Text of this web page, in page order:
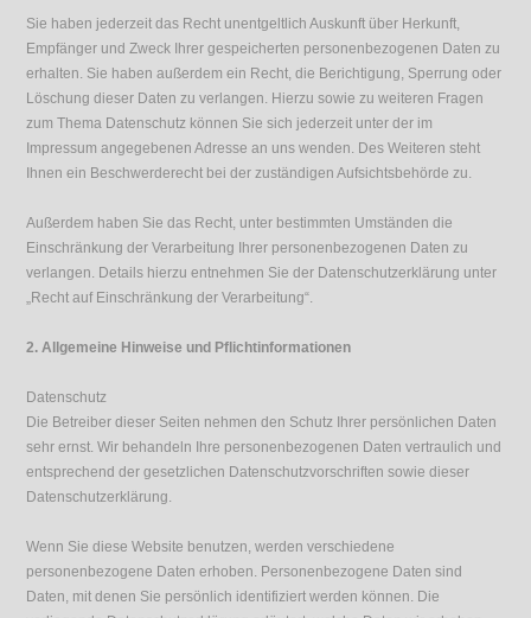
Sie haben jederzeit das Recht unentgeltlich Auskunft über Herkunft,
Empfänger und Zweck Ihrer gespeicherten personenbezogenen Daten zu
erhalten. Sie haben außerdem ein Recht, die Berichtigung, Sperrung oder
Löschung dieser Daten zu verlangen. Hierzu sowie zu weiteren Fragen
zum Thema Datenschutz können Sie sich jederzeit unter der im
Impressum angegebenen Adresse an uns wenden. Des Weiteren steht
Ihnen ein Beschwerderecht bei der zuständigen Aufsichtsbehörde zu.
Außerdem haben Sie das Recht, unter bestimmten Umständen die
Einschränkung der Verarbeitung Ihrer personenbezogenen Daten zu
verlangen. Details hierzu entnehmen Sie der Datenschutzerklärung unter
„Recht auf Einschränkung der Verarbeitung“.
2. Allgemeine Hinweise und Pflichtinformationen
Datenschutz
Die Betreiber dieser Seiten nehmen den Schutz Ihrer persönlichen Daten
sehr ernst. Wir behandeln Ihre personenbezogenen Daten vertraulich und
entsprechend der gesetzlichen Datenschutzvorschriften sowie dieser
Datenschutzerklärung.
Wenn Sie diese Website benutzen, werden verschiedene
personenbezogene Daten erhoben. Personenbezogene Daten sind
Daten, mit denen Sie persönlich identifiziert werden können. Die